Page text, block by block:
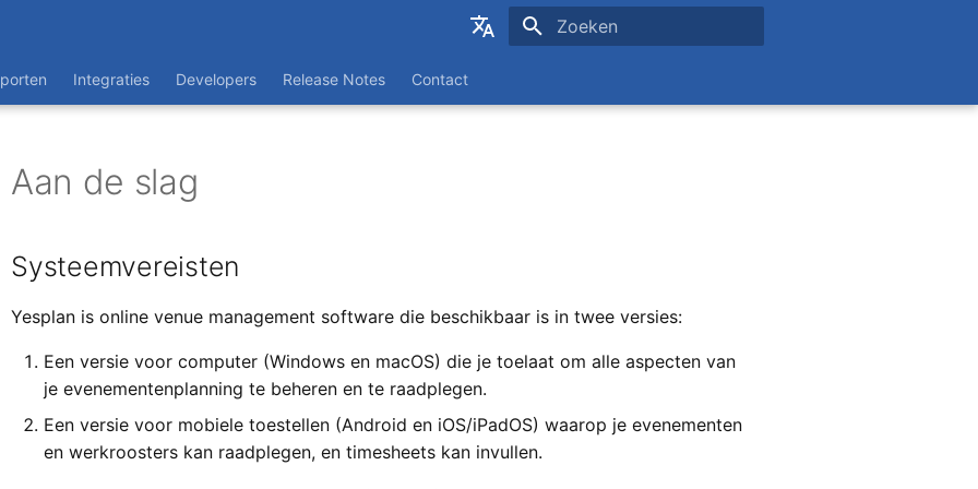
English
Integraties Developers Release Notes Contact
Aan de slag
Systeemvereisten
Yesplan is online venue management software die beschikbaar is in twee versies:
Een versie voor computer (Windows en macOS) die je toelaat om alle aspecten van
je evenementenplanning te beheren en te raadplegen.
Een versie voor mobiele toestellen (Android en iOS/iPadOS) waarop je evenementen
en werkroosters kan raadplegen, en timesheets kan invullen.